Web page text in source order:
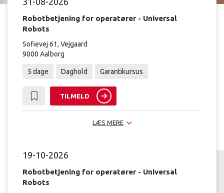
Robotbetjening for operatører - Universal
Robots
Sofievej 61, Vejgaard
9000 Aalborg
5 dage Daghold Garantikursus
TILMELD
LÆS MERE
19-10-2026
Robotbetjening for operatører - Universal
Robots